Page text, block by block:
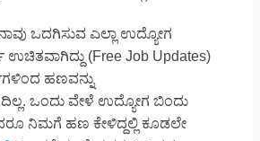
ಒದಗಿಸುವ ಎಲ್ಲಾ ಉದ್ಯೋಗ
(Free Job Updates)
ಹಣವನ್ನು
ಒಂದು ವೇಳೆ ಉದ್ಯೋಗ ಬಿಂದು
ನಿಮಗೆ ಹಣ ಕೇಳಿದ್ದಲ್ಲಿ ಕೂಡಲೇ